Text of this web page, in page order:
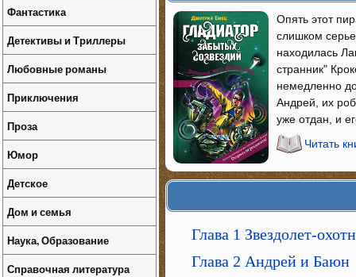
Опять этот
слишком
находилась
странник"
немедленно
Андрей, их
уже отдан, и
Читать
Глава 1 Звездолет-
Глава 2 Андрей и Баюн
Фантастика
Детективы и Триллеры
Любовные романы
Приключения
Проза
Юмор
Детское
Дом и семья
Наука, Образование
Справочная литература